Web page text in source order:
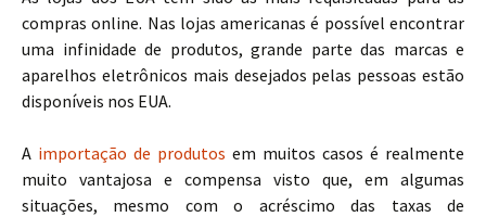
compras online. Nas lojas americanas é possível encontrar
uma infinidade de produtos, grande parte das marcas e
aparelhos eletrônicos mais desejados pelas pessoas estão
disponíveis nos EUA.
A importação de produtos em muitos casos é realmente
muito vantajosa e compensa visto que, em algumas
situações, mesmo com o acréscimo das taxas de